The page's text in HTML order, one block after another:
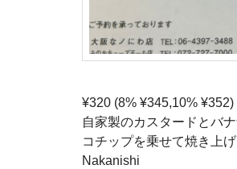
¥320 (8% ¥345,10% ¥352)
自家製のカスタードとバ
コチップを乗せて焼き上げ
Nakanishi